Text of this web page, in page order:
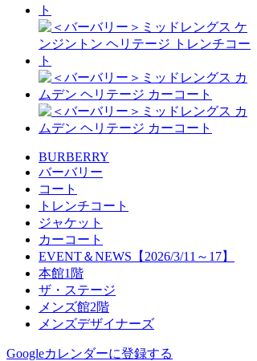
BURBERRY
バーバリー
コート
トレンチコート
ジャケット
カーコート
EVENT＆NEWS【2026/3/11～17】
本館1階
ザ・ステージ
メンズ館2階
メンズデザイナーズ
Googleカレンダーに登録する